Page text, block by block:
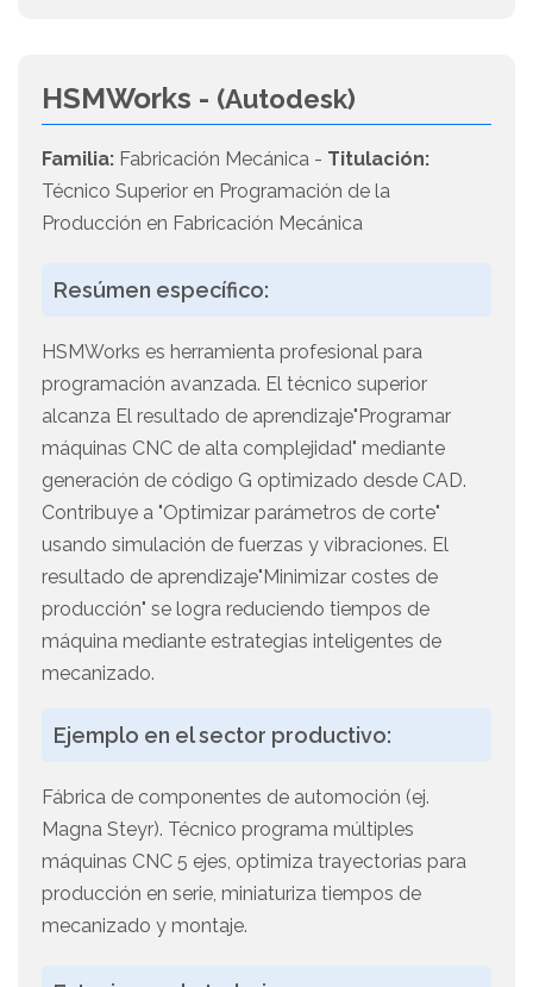
HSMWorks - (Autodesk)
Familia: Fabricación Mecánica - Titulación:
Técnico Superior en Programación de la
Producción en Fabricación Mecánica
Resúmen específico:
HSMWorks es herramienta profesional para
programación avanzada. El técnico superior
alcanza El resultado de aprendizaje"Programar
máquinas CNC de alta complejidad" mediante
generación de código G optimizado desde CAD.
Contribuye a "Optimizar parámetros de corte"
usando simulación de fuerzas y vibraciones. El
resultado de aprendizaje"Minimizar costes de
producción" se logra reduciendo tiempos de
máquina mediante estrategias inteligentes de
mecanizado.
Ejemplo en el sector productivo:
Fábrica de componentes de automoción (ej.
Magna Steyr). Técnico programa múltiples
máquinas CNC 5 ejes, optimiza trayectorias para
producción en serie, miniaturiza tiempos de
mecanizado y montaje.